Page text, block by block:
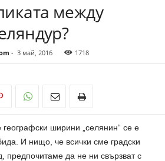
между
- 3 май, 2016 1718
ширини „селянин“ се е
И нищо, че всички сме градски
предпочитаме да не ни свързват с